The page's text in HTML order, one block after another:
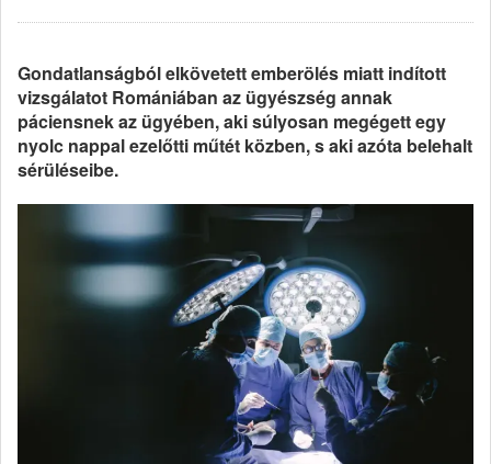
Gondatlanságból elkövetett emberölés miatt indított
vizsgálatot Romániában az ügyészség annak
páciensnek az ügyében, aki súlyosan megégett egy
nyolc nappal ezelőtti műtét közben, s aki azóta belehalt
sérüléseibe.